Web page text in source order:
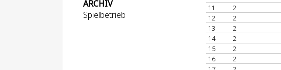
ARCHIV
Spielbetrieb
11
2
12
2
13
2
14
2
15
2
16
2